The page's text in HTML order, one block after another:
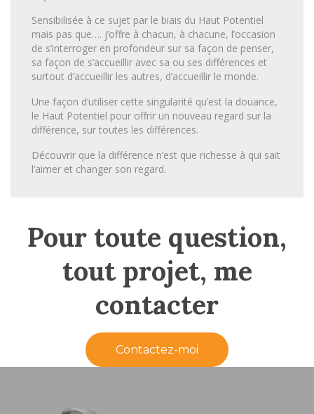
Sensibilisée à ce sujet par le biais du Haut Potentiel
mais pas que…. j’offre à chacun, à chacune, l’occasion
de s’interroger en profondeur sur sa façon de penser,
sa façon de s’accueillir avec sa ou ses différences et
surtout d’accueillir les autres, d’accueillir le monde.
Une façon d’utiliser cette singularité qu’est la douance,
le Haut Potentiel pour offrir un nouveau regard sur la
différence, sur toutes les différences.
Découvrir que la différence n’est que richesse à qui sait
l’aimer et changer son regard.
Pour toute question,
tout projet, me
contacter
Contactez-moi